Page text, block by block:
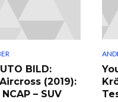
BILD:
(2019):
– SUV